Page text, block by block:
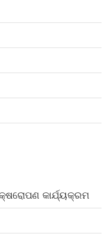
କାର୍ଯ୍ୟକ୍ରମ